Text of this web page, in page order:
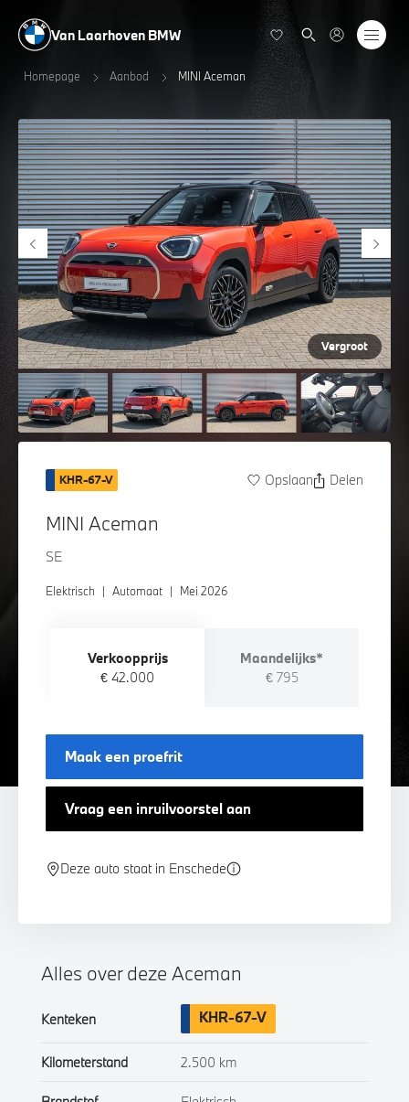
Van Laarhoven BMW
Homepage Aanbod MINI Aceman
Vergroot
KHR-67-V Opslaan Delen
MINI Aceman
SE
Elektrisch | Automaat | Mei 2026
Verkoopprijs
€ 42.000
Maandelijks*
€ 795
Maak een proefrit
Vraag een inruilvoorstel aan
Deze auto staat in Enschede
Alles over deze Aceman
Kenteken KHR-67-V
Kilometerstand 2.500 km